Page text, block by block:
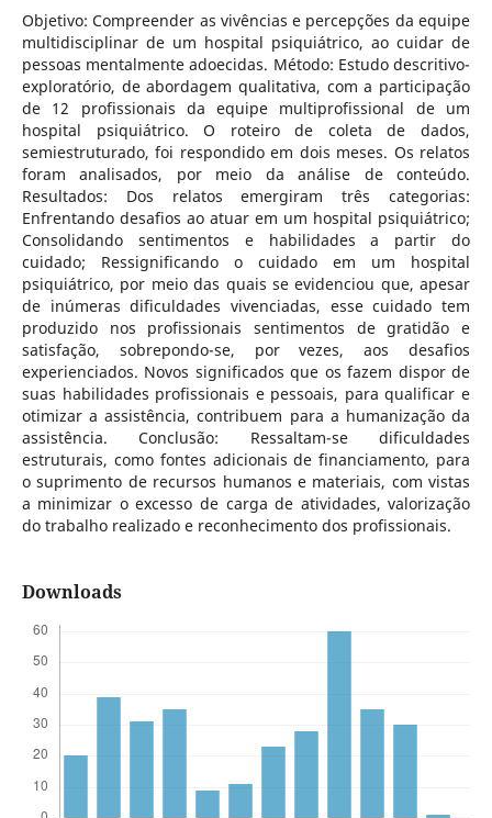
Objetivo: Compreender as vivências e percepções da equipe
multidisciplinar de um hospital psiquiátrico, ao cuidar de
pessoas mentalmente adoecidas. Método: Estudo descritivo-
exploratório, de abordagem qualitativa, com a participação
de 12 profissionais da equipe multiprofissional de um
hospital psiquiátrico. O roteiro de coleta de dados,
semiestruturado, foi respondido em dois meses. Os relatos
foram analisados, por meio da análise de conteúdo.
Resultados: Dos relatos emergiram três categorias:
Enfrentando desafios ao atuar em um hospital psiquiátrico;
Consolidando sentimentos e habilidades a partir do
cuidado; Ressignificando o cuidado em um hospital
psiquiátrico, por meio das quais se evidenciou que, apesar
de inúmeras dificuldades vivenciadas, esse cuidado tem
produzido nos profissionais sentimentos de gratidão e
satisfação, sobrepondo-se, por vezes, aos desafios
experienciados. Novos significados que os fazem dispor de
suas habilidades profissionais e pessoais, para qualificar e
otimizar a assistência, contribuem para a humanização da
assistência. Conclusão: Ressaltam-se dificuldades
estruturais, como fontes adicionais de financiamento, para
o suprimento de recursos humanos e materiais, com vistas
a minimizar o excesso de carga de atividades, valorização
do trabalho realizado e reconhecimento dos profissionais.
Downloads